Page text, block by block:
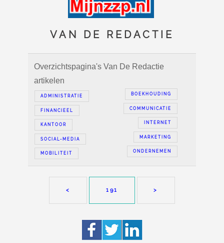
VAN DE REDACTIE
Overzichtspagina's Van De Redactie
artikelen
BOEKHOUDING
ADMINISTRATIE
COMMUNICATIE
FINANCIEEL
INTERNET
KANTOOR
MARKETING
SOCIAL-MEDIA
ONDERNEMEN
MOBILITEIT
< 191 >